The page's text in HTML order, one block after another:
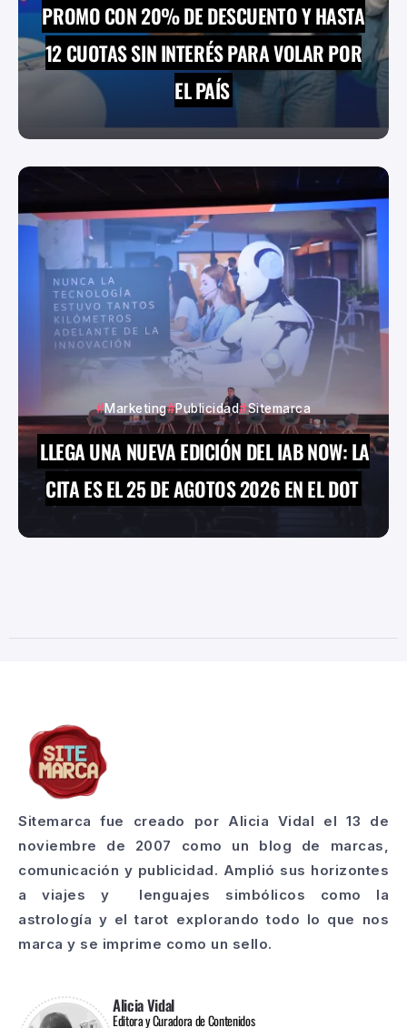
PROMO CON 20% DE DESCUENTO Y HASTA
12 CUOTAS SIN INTERÉS PARA VOLAR POR
EL PAÍS
Marketing Publicidad Sitemarca
LLEGA UNA NUEVA EDICIÓN DEL IAB NOW: LA
CITA ES EL 25 DE AGOTOS 2026 EN EL DOT
Sitemarca fue creado por Alicia Vidal el 13 de
noviembre de 2007 como un blog de marcas,
comunicación y publicidad. Amplió sus horizontes
a viajes y lenguajes simbólicos como la
astrología y el tarot explorando todo lo que nos
marca y se imprime como un sello.
Alicia Vidal
Editora y Curadora de Contenidos